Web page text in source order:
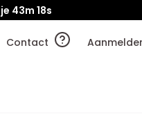
43m 15s
Contact